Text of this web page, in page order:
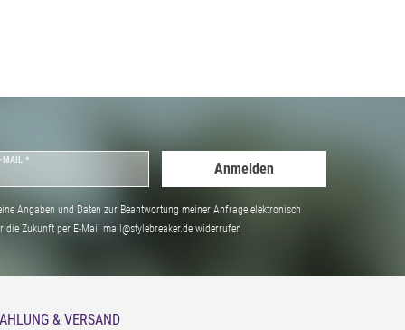
MAIL *
Anmelden
Angaben und Daten zur Beantwortung meiner Anfrage elektronisch
Zukunft per E-Mail mail@stylebreaker.de widerrufen
& VERSAND